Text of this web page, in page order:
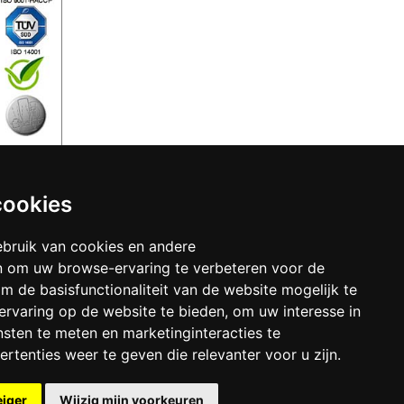
van cookies en andere
om uw browse-ervaring te verbeteren voor de
de basisfunctionaliteit van de website mogelijk te
op de website te bieden, om uw interesse in
te meten en marketinginteracties te
weer te geven die relevanter voor u zijn.
Wijzig mijn voorkeuren
DE39 4016 4024 0162 9257 00